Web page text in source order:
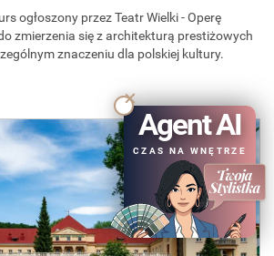
ogłoszony przez Teatr Wielki - Operę
zmierzenia się z architekturą prestiżowych
znaczeniu dla polskiej kultury.
Agent AI
CZAS NA WNĘTRZE